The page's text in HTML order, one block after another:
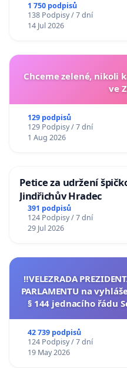
1 750 podpisů
138 Podpisy / 7 dní
14 Jul 2026
Chceme zelené, nikoli
ve
129 podpisů
129 Podpisy / 7 dní
1 Aug 2026
Petice za udržení
Jindřichův Hradec
391 podpisů
124 Podpisy / 7 dní
29 Jul 2026
‼️VELEZRADA
PARLAMENTU na
§ 144 jednacího řádu
42 739 podpisů
124 Podpisy / 7 dní
19 May 2026